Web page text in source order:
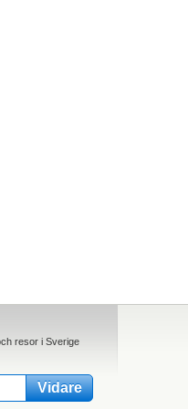
resor i Sverige